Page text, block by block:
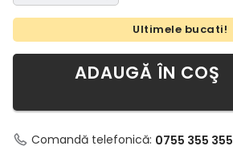
Ultimele bucati!
ADAUGĂ ÎN COŞ
Comandă telefonică: 0755 355 355